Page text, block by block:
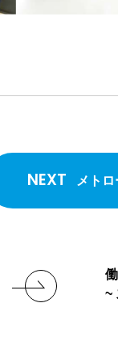
NEXT メト
~